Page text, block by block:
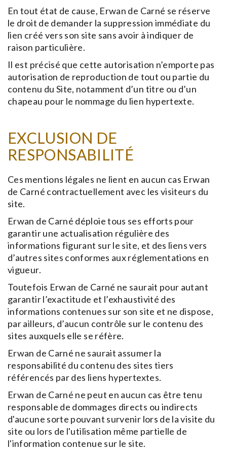
En tout état de cause, Erwan de Carné se réserve
le droit de demander la suppression immédiate du
lien créé vers son site sans avoir à indiquer de
raison particulière.
Il est précisé que cette autorisation n’emporte pas
autorisation de reproduction de tout ou partie du
contenu du Site, notamment d’un titre ou d’un
chapeau pour le nommage du lien hypertexte.
EXCLUSION DE
RESPONSABILITÉ
Ces mentions légales ne lient en aucun cas Erwan
de Carné contractuellement avec les visiteurs du
site.
Erwan de Carné déploie tous ses efforts pour
garantir une actualisation régulière des
informations figurant sur le site, et des liens vers
d’autres sites conformes aux réglementations en
vigueur.
Toutefois Erwan de Carné ne saurait pour autant
garantir l’exactitude et l’exhaustivité des
informations contenues sur son site et ne dispose,
par ailleurs, d’aucun contrôle sur le contenu des
sites auxquels elle se réfère.
Erwan de Carné ne saurait assumer la
responsabilité du contenu des sites tiers
référencés par des liens hypertextes.
Erwan de Carné ne peut en aucun cas être tenu
responsable de dommages directs ou indirects
d'aucune sorte pouvant survenir lors de la visite du
site ou lors de l'utilisation même partielle de
l'information contenue sur le site.